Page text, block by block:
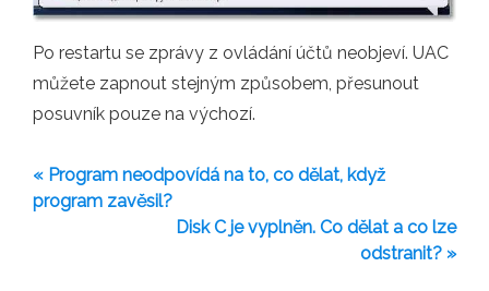
Po restartu se zprávy z ovládání účtů neobjeví. UAC
můžete zapnout stejným způsobem, přesunout
posuvník pouze na výchozí.
« Program neodpovídá na to, co dělat, když
program zavěsil?
Disk C je vyplněn. Co dělat a co lze
odstranit? »